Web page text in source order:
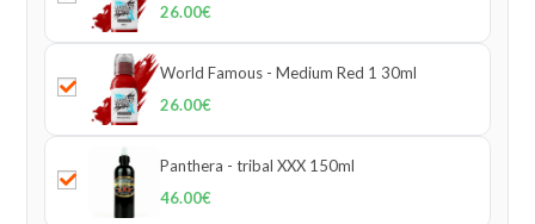
26.00€
World Famous - Medium Red 1 30ml
26.00€
Panthera - tribal XXX 150ml
46.00€